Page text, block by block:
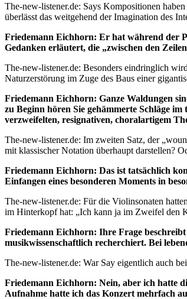
The-new-listener.de: Says Kompositionen
überlässt das weitgehend der Imagination des
Friedemann Eichhorn: Er hat während der
Gedanken erläutert, die „zwischen den
The-new-listener.de: Besonders eindringlich
Naturzerstörung im Zuge des Baus einer
Friedemann Eichhorn: Ganze Waldungen
zu Beginn hören Sie gehämmerte Schläge
verzweifelten, resignativen, choralartigem
The-new-listener.de: Im zweiten Satz, der
mit klassischer Notation überhaupt darstellen?
Friedemann Eichhorn: Das ist tatsächlich
Einfangen eines besonderen Moments in
The-new-listener.de: Für die Violinsonaten
im Hinterkopf hat: „Ich kann ja im Zweifel den
Friedemann Eichhorn: Ihre Frage
musikwissenschaftlich recherchiert. Bei
The-new-listener.de: War Say eigentlich auch
Friedemann Eichhorn: Nein, aber ich hatte
Aufnahme hatte ich das Konzert mehrfach